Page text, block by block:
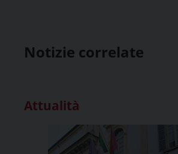
Notizie correlate
Attualità